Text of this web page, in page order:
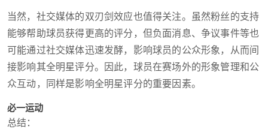
当然，社交媒体的双刃剑效应也值得关注。虽然粉丝的支持
能够帮助球员获得更高的评分，但负面消息、争议事件等也
可能通过社交媒体迅速发酵，影响球员的公众形象，从而间
接影响其全明星评分。因此，球员在赛场外的形象管理和公
众互动，同样是影响全明星评分的重要因素。
必一运动
总结：